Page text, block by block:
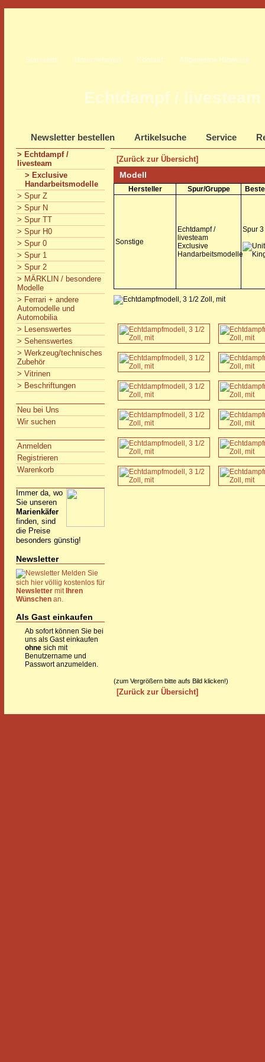
Startseite Unternehmen Kontakt Allgemeine Hinweise
Echtdampf /
Newsletter bestellen Artikelsuche Service
> Echtdampf /
livesteam
> Exclusive
Handarbeitsmodelle
> Spur Z
> Spur N
> Spur TT
> Spur H0
> Spur 0
> Spur 1
> Spur 2
> MÄRKLIN / besondere
Modelle
> Ferrari + andere
Automodelle und
Automobilia
> Lesenswertes
> Sehenswertes
> Werkzeug/technisches
Zubehör
> Vitrinen
> Beschriftungen
Neu bei Uns
Wir suchen
Anmelden
Registrieren
Warenkorb
Immer da, wo
Sie unseren
Marienkäfer
finden, sind
die Preise
besonders günstig!
Newsletter
Melden Sie
sich hier völlig kostenlos für
Newsletter mit Ihren
Wünschen an.
Als Gast einkaufen
Ab sofort können Sie bei
uns als Gast einkaufen
ohne sich mit
Benutzername und
Passwort anzumelden.
[Zurück zur Übersicht]
Modell
Hersteller Spur/Gruppe
Sonstige
Echtdampf /
livesteam
Exclusive
Handarbeitsmodelle
Spur
(zum Vergrößern bitte aufs Bild klicken!)
[Zurück zur Übersicht]